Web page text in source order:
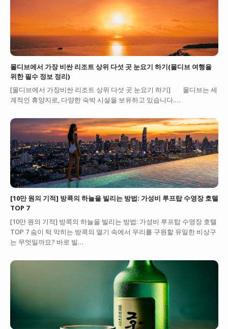
몰디브에서 가장 비싼 리조트 상위 다섯 곳 눈요기 하기(몰디브 여행을
위한 필수 정보 정리)
[몰디브에서 가장비싼 리조트 상위 다섯 곳 눈요기 하기] 몰디브는 세
계적인 휴양지로, 다양한 숙박 시설을 보유하고 있습니다.…
[10만 원의 기적] 방콕의 하늘을 빌리는 방법: 가성비 루프탑 수영장 호텔
TOP 7
[10만 원의 기적] 방콕의 하늘을 빌리는 방법: 가성비 루프탑 수영장 호텔
TOP 7 숨이 턱 막히는 방콕의 열기 속에서 우리를 구원할 유일한 비상구
는 무엇일까요? 바로 빌…